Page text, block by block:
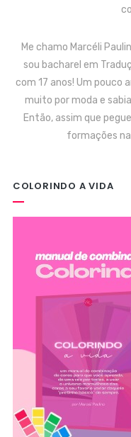
Me chamo Marcéli
sou bacharel em
com 17 anos! Um pouco
muito por moda e
Então, assim que
formações
COLORINDO A VIDA